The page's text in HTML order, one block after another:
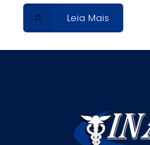
Leia Mais